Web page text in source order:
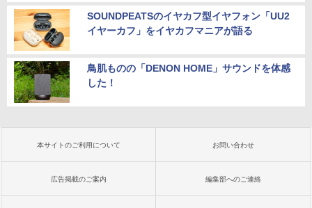
SOUNDPEATSのイヤカフ型イヤフォン「UU2
イヤーカフ」をイヤカフマニアが語る
鳥肌ものの「DENON HOME」サウンドを体感
した！
本サイトのご利用について お問い合わせ
広告掲載のご案内 編集部へのご連絡